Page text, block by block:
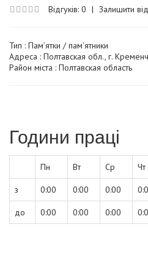
Відгуків: 0 | Залишити
Тип : Пам’ятки / пам’ятники
Адреса : Полтавская обл., г.
Район міста : Полтавская область
Години праці
Пн Вт Ср Чт
з 0:00 0:00 0:00
до 0:00 0:00 0:00